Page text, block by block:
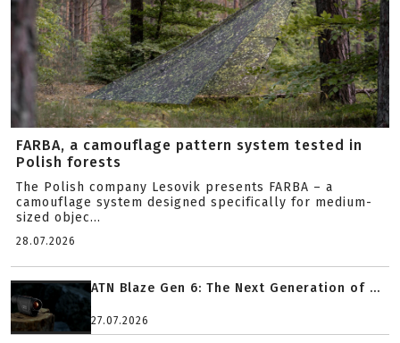
FARBA, a camouflage pattern system tested in
Polish forests
The Polish company Lesovik presents FARBA – a
camouflage system designed specifically for medium-
sized objec...
28.07.2026
ATN Blaze Gen 6: The Next Generation of ...
27.07.2026